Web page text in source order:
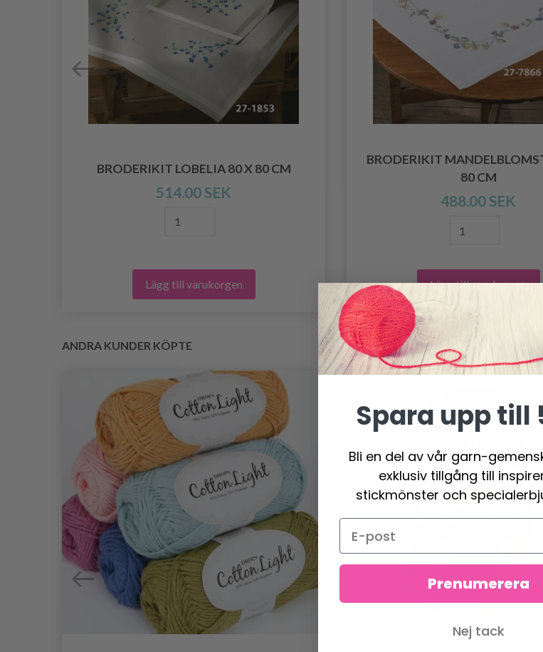
BRODERIKIT LOBELIA 80 X 80 CM
514.00 SEK
Lägg till varukorgen
BRODERIKIT
80 CM
488.00 SEK
Lägg till varukorgen
ANDRA KUNDER KÖPTE
Spara upp till
Bli en del av vår garn-
exklusiv tillgång till
stickmönster och
Prenumerera
Nej tack